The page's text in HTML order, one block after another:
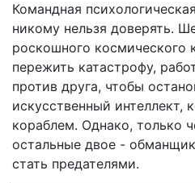
Командная
никому нельзя доверять.
роскошного космического
пережить катастрофу,
против друга, чтобы
искусственный интеллект,
кораблем. Однако, только
остальные двое -
стать предателями.